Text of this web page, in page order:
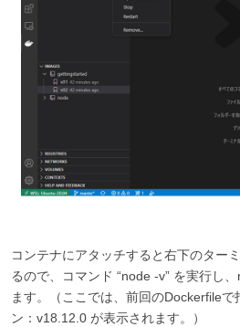
コンテナにアタッチすると右下のター
るので、コマンド “node -v” を実行し
ます。（ここでは、前回のDockerfileで
ン：v18.12.0 が表示されます。）